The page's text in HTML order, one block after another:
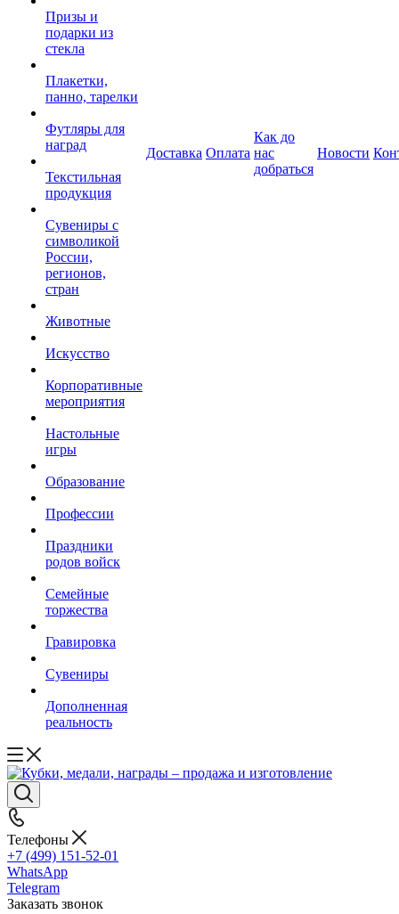
Призы и
подарки из
стекла
Плакетки,
панно, тарелки
Футляры для
наград
Текстильная
продукция
Сувениры с
символикой
России,
регионов,
стран
Животные
Искусство
Корпоративные
мероприятия
Настольные
игры
Образование
Профессии
Праздники
родов войск
Семейные
торжества
Гравировка
Сувениры
Дополненная
реальность
Доставка Оплата
Как до
нас
добраться
Новости
Телефоны
+7 (499) 151-52-01
WhatsApp
Telegram
Заказать звонок